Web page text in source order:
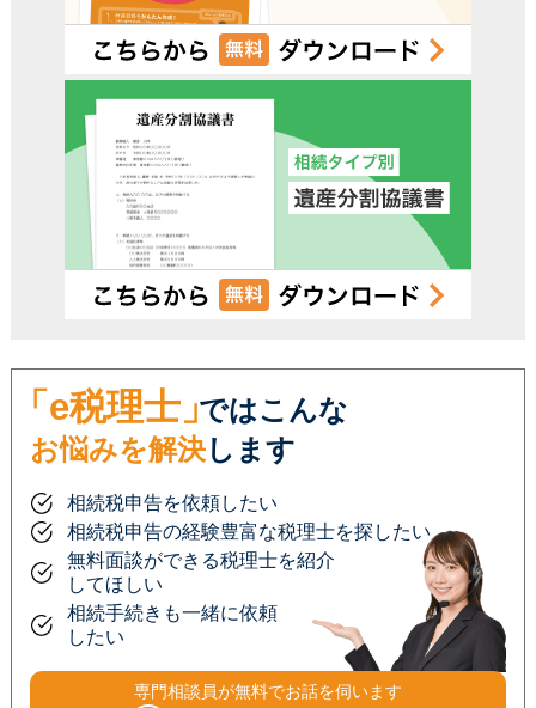
「e税理士」ではこんな
お悩みを解決します
相続税申告を依頼したい
相続税申告の経験豊富な税理士を探したい
無料面談ができる税理士を紹介
してほしい
相続手続きも一緒に依頼
したい
専門相談員が無料でお話を伺います